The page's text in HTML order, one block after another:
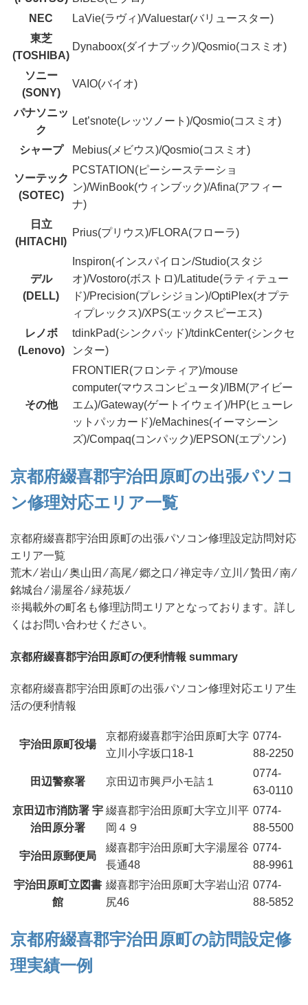
NEC
LaVie(ラヴィ)/Valuestar(バリュースター)
東芝
(TOSHIBA)
Dynaboox(ダイナブック)/Qosmio(コスミオ)
ソニー
(SONY)
VAIO(バイオ)
パナソニッ
ク
Let’snote(レッツノート)/Qosmio(コスミオ)
シャープ Mebius(メビウス)/Qosmio(コスミオ)
ソーテック
(SOTEC)
PCSTATION(ピーシーステーショ
ン)/WinBook(ウィンブック)/Afina(アフィー
ナ)
日立
(HITACHI)
Prius(プリウス)/FLORA(フローラ)
デル
(DELL)
Inspiron(インスパイロン/Studio(スタジ
オ)/Vostoro(ボストロ)/Latitude(ラティテュー
ド)/Precision(プレシジョン)/OptiPlex(オプテ
ィプレックス)/XPS(エックスピーエス)
レノボ
(Lenovo)
tdinkPad(シンクパッド)/tdinkCenter(シンクセ
ンター)
その他
FRONTIER(フロンティア)/mouse
computer(マウスコンピュータ)/IBM(アイビー
エム)/Gateway(ゲートイウェイ)/HP(ヒューレ
ットパッカード)/eMachines(イーマシーン
ズ)/Compaq(コンパック)/EPSON(エプソン)
京都府綴喜郡宇治田原町の出張パソコ
ン修理対応エリア一覧
京都府綴喜郡宇治田原町の出張パソコン修理設定訪問対応
エリア一覧
荒木 ⁄ 岩山 ⁄ 奥山田 ⁄ 高尾 ⁄ 郷之口 ⁄ 禅定寺 ⁄ 立川 ⁄ 贄田 ⁄ 南 ⁄
銘城台 ⁄ 湯屋谷 ⁄ 緑苑坂 ⁄
※掲載外の町名も修理訪問エリアとなっております。詳し
くはお問い合わせください。
京都府綴喜郡宇治田原町の便利情報 summary
京都府綴喜郡宇治田原町の出張パソコン修理対応エリア生
活の便利情報
宇治田原町役場
京都府綴喜郡宇治田原町大字
立川小字坂口18-1
0774-
88-2250
田辺警察署 京田辺市興戸小モ詰１
0774-
63-0110
京田辺市消防署 宇
治田原分署
綴喜郡宇治田原町大字立川平
岡４９
0774-
88-5500
宇治田原郵便局
綴喜郡宇治田原町大字湯屋谷
長通48
0774-
88-9961
宇治田原町立図書
館
綴喜郡宇治田原町大字岩山沼
尻46
0774-
88-5852
京都府綴喜郡宇治田原町の訪問設定修
理実績一例